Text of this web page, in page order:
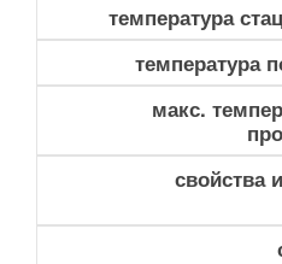
температура
температура
макс.
свойства